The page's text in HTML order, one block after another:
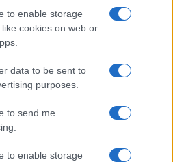
to enable storage
cookies on web or
data to be sent to
purposes.
to send me
to enable storage
al contante non
non si fattura
frenano i consumi
Per i sostenitori della
tuttavia, il fatto che il